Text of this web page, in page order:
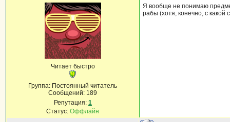
Читает быстро
Группа: Постоянный читатель
Сообщений: 189
Репутация: 1
Статус:Оффлайн
Я вообще не понимаю
рабы (хотя, конечно, с какой